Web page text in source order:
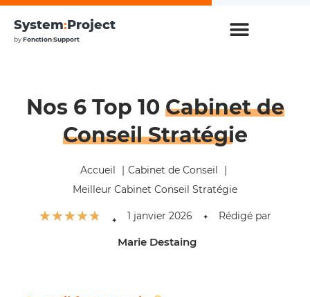
System:Project
byFonction:Support
Nos 6 Top 10 Cabinet de
Conseil Stratégie
Accueil
Cabinet de Conseil
Meilleur Cabinet Conseil Stratégie
☆☆☆☆☆ ✦ 1 janvier 2026 ✦ Rédigé par
Marie Destaing